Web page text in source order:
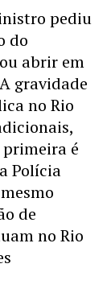
pediu
do
abrir em
gravidade
no Rio
primeira é
Polícia
de
no Rio